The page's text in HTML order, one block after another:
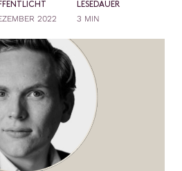
2022
LESEDAUER
3 MIN